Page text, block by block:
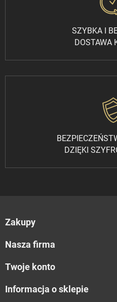
SZYBKA I
DOSTAWA
DZIĘKI
Zakupy
Nasza firma
Twoje konto
Informacja o sklepie